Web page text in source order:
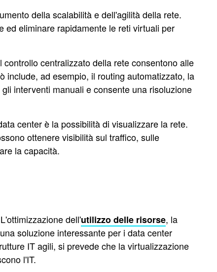
della scalabilità e dell'agilità della rete.
ed eliminare rapidamente le reti virtuali per
centralizzato della rete consentono alle
include, ad esempio, il routing automatizzato, la
interventi manuali e consente una risoluzione
center è la possibilità di visualizzare la rete.
ottenere visibilità sul traffico, sulle
la capacità.
dell'utilizzo delle risorse, la
soluzione interessante per i data center
IT agili, si prevede che la virtualizzazione
l'IT.